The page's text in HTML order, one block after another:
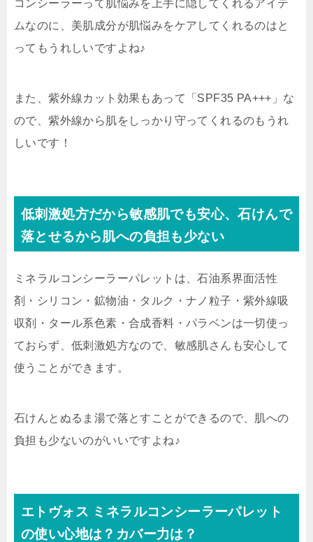
コンシーラーって肌悩みを上手に隠してくれるアイテ
ムなのに、美肌成分が肌悩みをケアしてくれるのはと
ってもうれしいですよね♪
また、紫外線カット効果もあって「 SPF35 PA+++ 」 な
ので、紫外線から肌をしっかり守ってくれるのもうれ
しいです！
低刺激処方だから敏感肌でも安心、石けんで
落とせるから肌への負担も少ない
ミネラルコンシーラーパレットは、石油系界面活性
剤・シリコン・鉱物油・タルク・ナノ粒子・紫外線吸
収剤・タール系色素・合成香料・パラベンは一切使っ
ておらず、低刺激処方なので、敏感肌さんも安心して
使うことができます。
石けんとぬるま湯で落とすことができるので、肌への
負担も少ないのがいいですよね♪
エトヴォス ミネラルコンシーラーパレット
の使い心地は？カバー力は？